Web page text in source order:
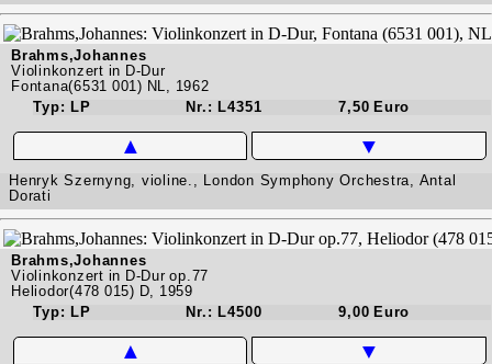
Brahms,Johannes
Violinkonzert in D-Dur
Fontana(6531 001) NL, 1962
Typ: LP
Nr.: L4351 7,50 Euro
▲ ▼
Henryk Szernyng, violine., London Symphony Orchestra, Antal
Dorati
Brahms,Johannes
Violinkonzert in D-Dur op.77
Heliodor(478 015) D, 1959
Typ: LP
Nr.: L4500 9,00 Euro
▲ ▼